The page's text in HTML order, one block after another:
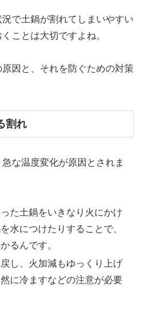
で土鍋が割れてしまいやすい
ことは大切ですよね。
因と、それを防ぐための対策
割れ
な温度変化が原因とされま
た土鍋をいきなり火にかけ
水につけたりすることで、
るんです。
し、火加減もゆっくり上げ
に冷ますなどの注意が必要